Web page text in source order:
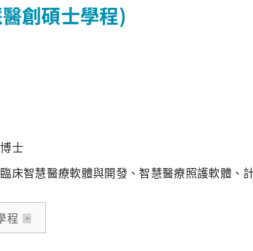
創碩士學程)
士
床智慧醫療軟體與開發、智慧醫療照護軟體、
程